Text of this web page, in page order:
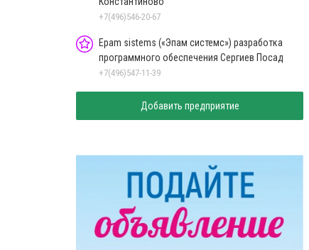
+7(496)546-20-67
Epam sistems («Эпам системс») разработка
программного обеспечения Сергиев Посад
+7(496)547-11-39
Добавить предприятие